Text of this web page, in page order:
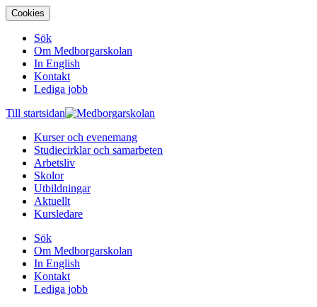
Cookies
Sök
Om Medborgarskolan
In English
Kontakt
Lediga jobb
Till startsidan
Kurser och evenemang
Studiecirklar och samarbeten
Arbetsliv
Skolor
Utbildningar
Aktuellt
Kursledare
Sök
Om Medborgarskolan
In English
Kontakt
Lediga jobb